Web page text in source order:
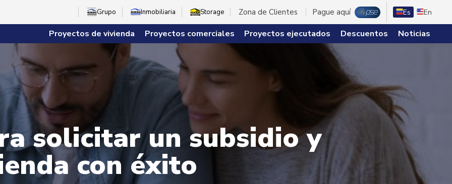
Grupo Inmobiliaria Storage Zona de Clientes Pague aquí Es En
Proyectos de vivienda Proyectos comerciales Proyectos ejecutados Descuentos Noticias
solicitar un subsidio y
con éxito